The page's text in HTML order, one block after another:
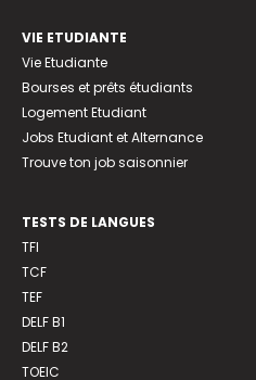
VIE ETUDIANTE
Vie Etudiante
Bourses et prêts étudiants
Logement Etudiant
Jobs Etudiant et Alternance
Trouve ton job saisonnier
TESTS DE LANGUES
TFI
TCF
TEF
DELF B1
DELF B2
TOEIC